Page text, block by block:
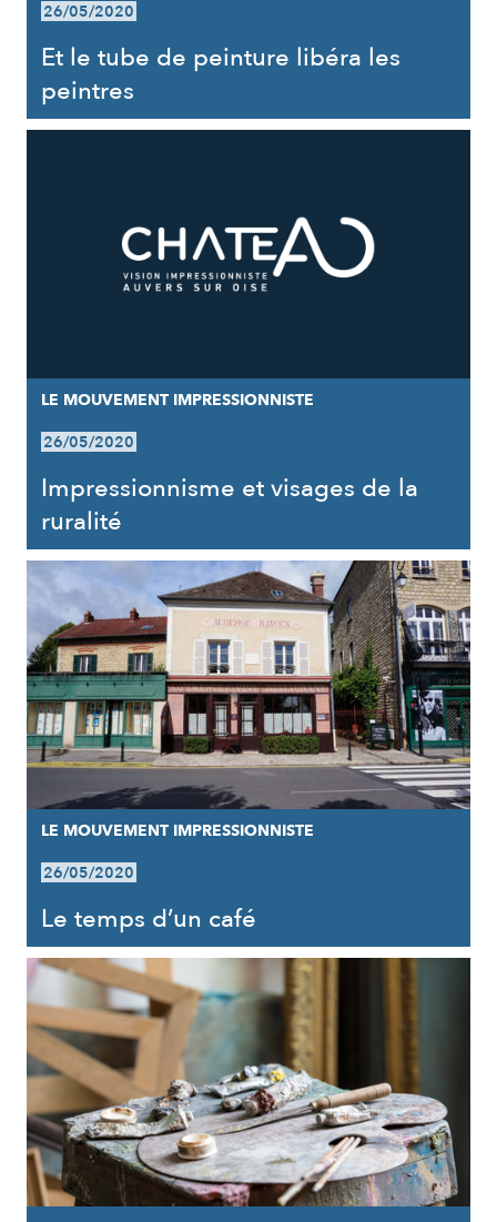
26/05/2020
Et le tube de peinture libéra les
peintres
LE MOUVEMENT IMPRESSIONNISTE
26/05/2020
Impressionnisme et visages de la
ruralité
LE MOUVEMENT IMPRESSIONNISTE
26/05/2020
Le temps d’un café